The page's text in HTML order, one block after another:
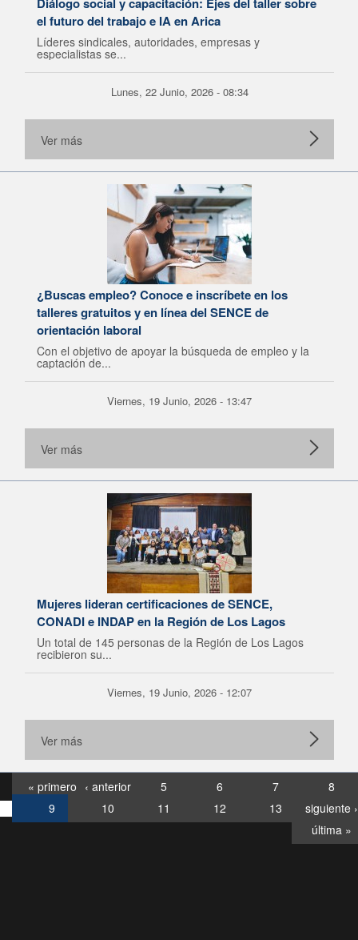
el futuro del trabajo e IA en Arica
Líderes sindicales, autoridades, empresas y
especialistas se...
Lunes, 22 Junio, 2026 - 08:34
Ver más
¿Buscas empleo? Conoce e inscríbete en los
talleres gratuitos y en línea del SENCE de
orientación laboral
Con el objetivo de apoyar la búsqueda de empleo y la
captación de...
Viernes, 19 Junio, 2026 - 13:47
Ver más
Mujeres lideran certificaciones de SENCE,
CONADI e INDAP en la Región de Los Lagos
Un total de 145 personas de la Región de Los Lagos
recibieron su...
Viernes, 19 Junio, 2026 - 12:07
Ver más
« primero ‹ anterior 5 6 7
8
9
10 11 12 13
siguiente ›
última »